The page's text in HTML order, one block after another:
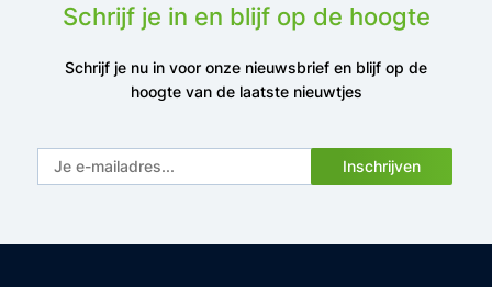
Schrijf je in en blijf op de hoogte
Schrijf je nu in voor onze nieuwsbrief en blijf op de
hoogte van de laatste nieuwtjes
Inschrijven